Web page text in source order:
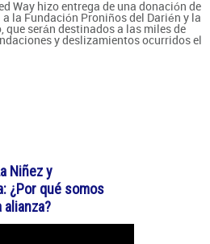
Way hizo entrega de una donación de
la Fundación Proniños del Darién y la
que serán destinados a las miles de
y deslizamientos ocurridos el
Niñez y
¿Por qué somos